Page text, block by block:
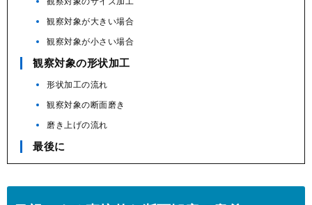
観察対象が大きい場合
観察対象が小さい場合
観察対象の形状加工
形状加工の流れ
観察対象の断面磨き
磨き上げの流れ
最後に